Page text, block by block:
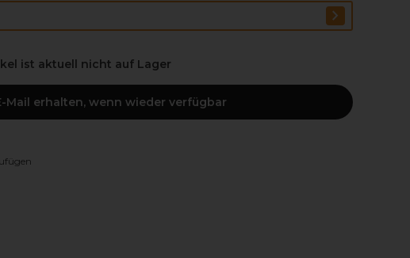
ist aktuell nicht auf Lager
Mail erhalten, wenn wieder verfügbar